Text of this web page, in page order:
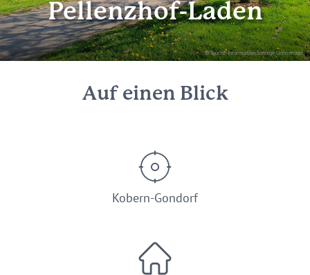
© Tourist-Information Sonnige Untermosel
Pellenzhof-Laden
Auf einen Blick
Kobern-Gondorf